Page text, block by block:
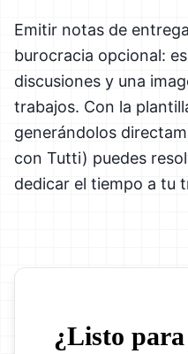
Emitir notas de
burocracia opcional:
discusiones y una
trabajos. Con la
generándolos
con Tutti) puedes
dedicar el tiempo a tu
¿Listo